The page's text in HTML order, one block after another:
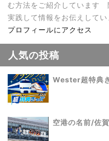
む方法をご紹介しています
実践して情報をお伝えしてい
プロフィールにアクセス
人気の投稿
Wester超特典
空港の名前/佐